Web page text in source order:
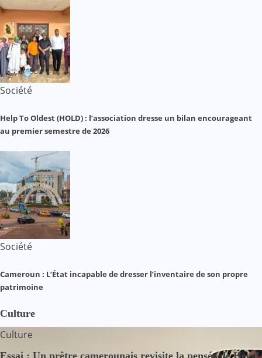
Société
Help To Oldest (HOLD) : l’association dresse un bilan encourageant
au premier semestre de 2026
Société
Cameroun : L’État incapable de dresser l’inventaire de son propre
patrimoine
Culture
Culture
Essai : Un prêtre camerounais revisite la pensée de Hegel